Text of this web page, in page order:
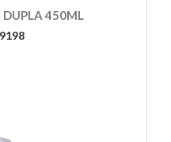
DUPLA 450ML